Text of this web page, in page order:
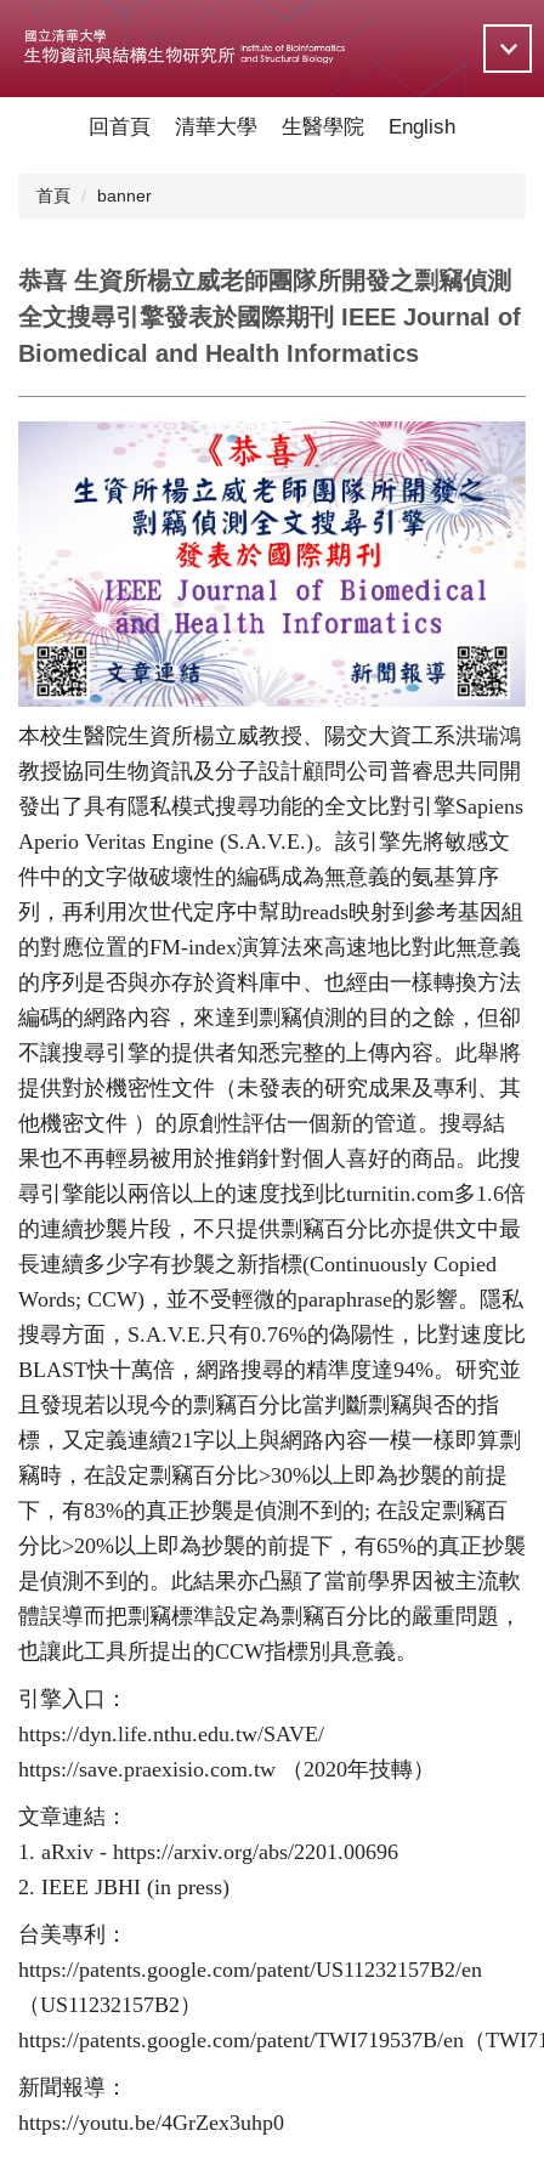
到
主
要
回首頁 清華大學 生醫學院 English
首頁 banner
恭喜 生資所楊立威老師團隊所開發之剽竊偵測
全文搜尋引擎發表於國際期刊 IEEE Journal of
Biomedical and Health Informatics
本校生醫院生資所楊立威教授、陽交大資工系洪瑞鴻
教授協同生物資訊及分子設計顧問公司普睿思共同開
發出了具有隱私模式搜尋功能的全文比對引擎Sapiens
Aperio Veritas Engine (S.A.V.E.)。該引擎先將敏感文
件中的文字做破壞性的編碼成為無意義的氨基算序
列，再利用次世代定序中幫助reads映射到參考基因組
的對應位置的FM-index演算法來高速地比對此無意義
的序列是否與亦存於資料庫中、也經由一樣轉換方法
編碼的網路內容，來達到剽竊偵測的目的之餘，但卻
不讓搜尋引擎的提供者知悉完整的上傳內容。此舉將
提供對於機密性文件（未發表的研究成果及專利、其
他機密文件 ）的原創性評估一個新的管道。搜尋結
果也不再輕易被用於推銷針對個人喜好的商品。此搜
尋引擎能以兩倍以上的速度找到比turnitin.com多1.6倍
的連續抄襲片段，不只提供剽竊百分比亦提供文中最
長連續多少字有抄襲之新指標(Continuously Copied
Words; CCW)，並不受輕微的paraphrase的影響。隱私
搜尋方面，S.A.V.E.只有0.76%的偽陽性，比對速度比
BLAST快十萬倍，網路搜尋的精準度達94%。研究並
且發現若以現今的剽竊百分比當判斷剽竊與否的指
標，又定義連續21字以上與網路內容一模一樣即算剽
竊時，在設定剽竊百分比>30%以上即為抄襲的前提
下，有83%的真正抄襲是偵測不到的; 在設定剽竊百
分比>20%以上即為抄襲的前提下，有65%的真正抄襲
是偵測不到的。此結果亦凸顯了當前學界因被主流軟
體誤導而把剽竊標準設定為剽竊百分比的嚴重問題，
也讓此工具所提出的CCW指標別具意義。
引擎入口：
https://dyn.life.nthu.edu.tw/SAVE/
https://save.praexisio.com.tw （2020年技轉）
文章連結：
1. aRxiv - https://arxiv.org/abs/2201.00696
2. IEEE JBHI (in press)
台美專利：
https://patents.google.com/patent/US11232157B2/en
（US11232157B2）
https://patents.google.com/patent/TWI719537B/en （
新聞報導：
https://youtu.be/4GrZex3uhp0